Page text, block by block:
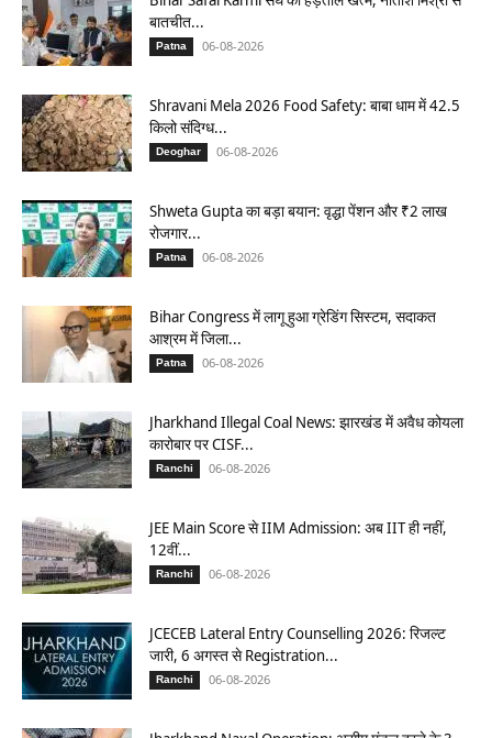
बातचीत...
Patna 06-08-2026
Shravani Mela 2026 Food Safety: बाबा धाम में 42.5
किलो संदिग्ध...
Deoghar 06-08-2026
Shweta Gupta का बड़ा बयान: वृद्धा पेंशन और ₹2 लाख
रोजगार...
Patna 06-08-2026
Bihar Congress में लागू हुआ ग्रेडिंग सिस्टम, सदाकत
आश्रम में जिला...
Patna 06-08-2026
Jharkhand Illegal Coal News: झारखंड में अवैध कोयला
कारोबार पर CISF...
Ranchi 06-08-2026
JEE Main Score से IIM Admission: अब IIT ही नहीं,
12वीं...
Ranchi 06-08-2026
JCECEB Lateral Entry Counselling 2026: रिजल्ट
जारी, 6 अगस्त से Registration...
Ranchi 06-08-2026